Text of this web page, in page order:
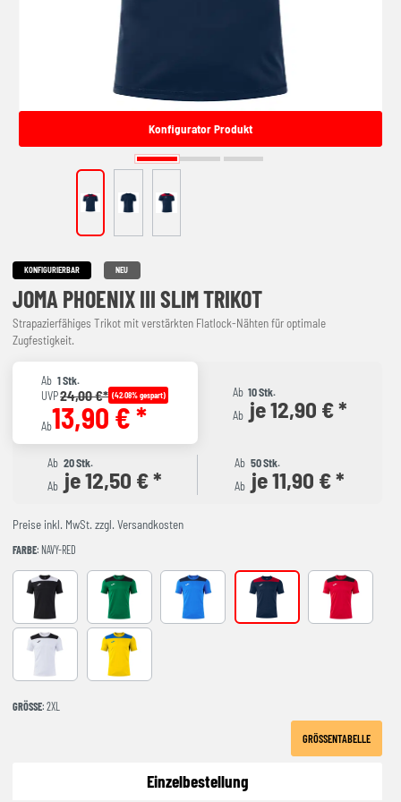
Konfigurator Produkt
KONFIGURIERBAR NEU
JOMA PHOENIX III SLIM TRIKOT
Strapazierfähiges Trikot mit verstärkten Flatlock-Nähten für optimale
Zugfestigkeit.
Ab 1 Stk.
UVP24,00 €* (42.08% gespart)
Ab13,90 € *
Ab 10 Stk.
Ab je 12,90 € *
Ab 20 Stk.
Ab je 12,50 € *
Ab 50 Stk.
Ab je 11,90 € *
Preise inkl. MwSt. zzgl. Versandkosten
FARBE: NAVY-RED
BLACK-WHITE GREEEN-BLACK ROYAL-NAVY NAVY-RED RED-BLACK
YELLOW-ROYAL
GRÖSSE : 2XL
GRÖSSENTABELLE
Einzelbestellung